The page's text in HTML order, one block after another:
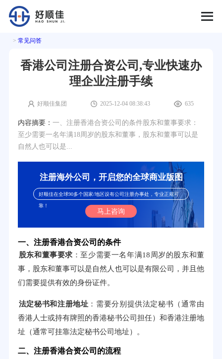
> 常见问答
香港公司注册合资公司,专业快速办
理企业注册手续
好顺佳集团 2025-12-04 08:38:43 635
内容摘要： 一、注册香港合资公司的条件股东和董事要求：
至少需要一名年满18周岁的股东和董事，股东和董事可以是
自然人也可以是...
注册海外公司，开启您的全球商业版图
好顺佳在全球90多个国家/地区设有公司注册办事处，专业正规可
靠！
马上咨询
一、注册香港合资公司的条件
股东和董事要求 ：至少需要一名年满18周岁的股东和董
事，股东和董事可以是自然人也可以是有限公司，并且他
们需要提供有效的身份证件。
法定秘书和注册地址 ：需要分别提供法定秘书（通常由
香港人士或持有牌照的香港秘书公司担任）和香港注册地
址（通常可挂靠法定秘书公司地址）。
二、注册香港合资公司的流程